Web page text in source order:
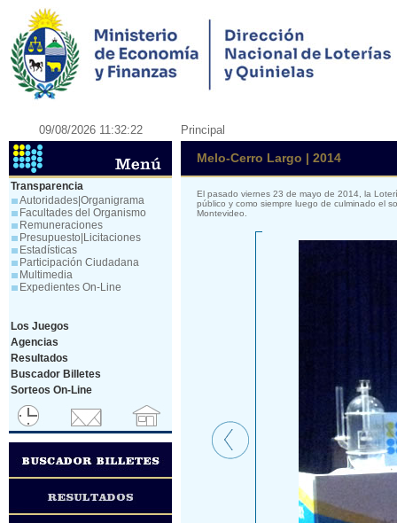
09/08/2026 11:32:22 Principal
Transparencia
Autoridades|Organigrama
Facultades del Organismo
Remuneraciones
Presupuesto|Licitaciones
Estadísticas
Participación Ciudadana
Multimedia
Expedientes On-Line
Los Juegos
Agencias
Resultados
Buscador Billetes
Sorteos On-Line
Melo-Cerro Largo | 2014
El pasado viernes 23 de mayo de 2014, la
público y como siempre luego de culminado el
Montevideo.